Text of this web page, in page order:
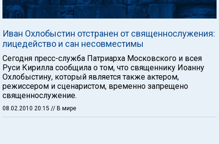
Иван Охлобыстин отстранен от священнослужения:
лицедейство и сан несовместимы
Сегодня пресс-служба Патриарха Московского и всея
Руси Кирилла сообщила о том, что священнику Иоанну
Охлобыстину, который является также актером,
режиссером и сценаристом, временно запрещено
священнослужение.
08.02.2010 20:15 // В мире